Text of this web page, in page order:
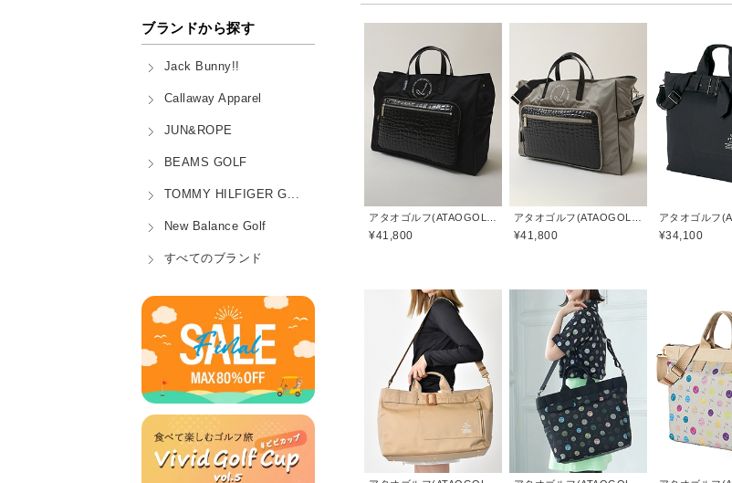
ブランドから探す
Jack Bunny!!
Callaway Apparel
JUN&ROPE
BEAMS GOLF
TOMMY HILFIGER G...
New Balance Golf
すべてのブランド
¥41,800 ¥41,800 ¥34,100